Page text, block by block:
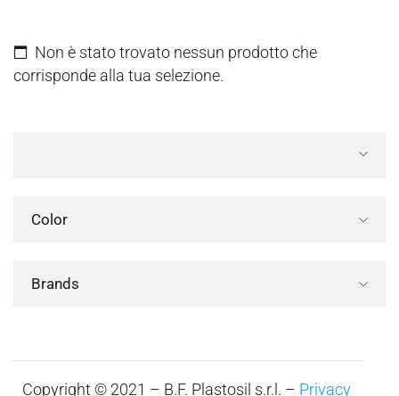
Non è stato trovato nessun prodotto che
corrisponde alla tua selezione.
Color
Brands
Copyright © 2021 – B.F. Plastosil s.r.l. – Privacy